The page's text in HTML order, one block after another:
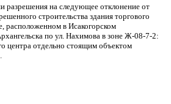
разрешения на следующее отклонение от
строительства здания торгового
расположенном в Исакогорском
по ул. Нахимова в зоне Ж-08-7-2:
центра отдельно стоящим объектом